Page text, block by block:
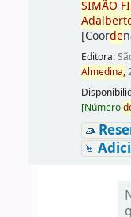
SIMÃO
[Coorde
Editora:
Almedina,
[Número